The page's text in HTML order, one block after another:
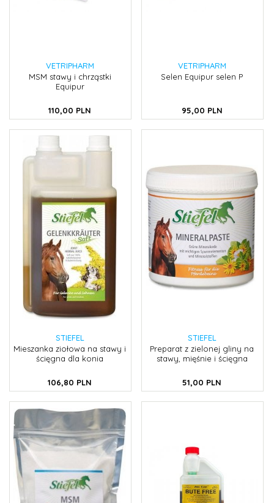
VETRIPHARM
MSM stawy i chrząstki
Equipur
110,00 PLN
VETRIPHARM
Selen Equipur selen P
95,00 PLN
STIEFEL
Mieszanka ziołowa na stawy i
ścięgna dla konia
106,80 PLN
STIEFEL
Preparat z zielonej gliny na
stawy, mięśnie i ścięgna
51,00 PLN